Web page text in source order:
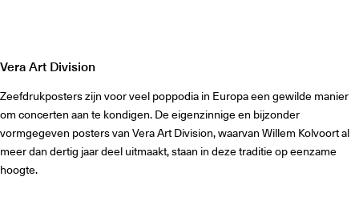
Vera Art Division
Zeefdrukposters zijn voor veel poppodia in Europa een gewilde manier
om concerten aan te kondigen. De eigenzinnige en bijzonder
vormgegeven posters van Vera Art Division, waarvan Willem Kolvoort al
meer dan dertig jaar deel uitmaakt, staan in deze traditie op eenzame
hoogte.